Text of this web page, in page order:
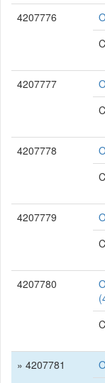
4207776
4207777
4207778
4207779
4207780
» 4207781